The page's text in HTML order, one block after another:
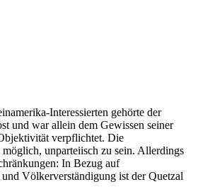
Interessierten gehörte der
und war allein dem Gewissen seiner
verpflichtet. Die
unparteiisch zu sein. Allerdings
In Bezug auf
Völkerverständigung ist der Quetzal